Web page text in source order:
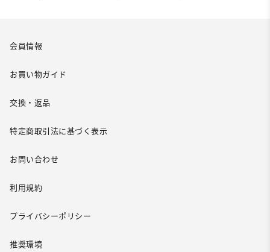
会員情報
お買い物ガイド
交換・返品
特定商取引法に基づく表示
お問い合わせ
利用規約
プライバシーポリシー
推奨環境